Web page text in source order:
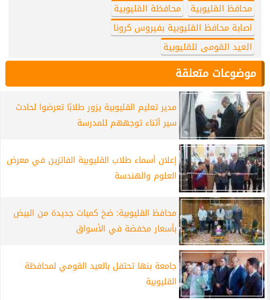
محافظ القليوبية
محافظة القليوبية
اصابة محافظ القليوبية بفيروس كرونا
العيد القومى للقليوبية
موضوعات متعلقة
مدير تعليم القليوبية يزور طلابًا تعرضوا لحادث
سير أثناء توجههم للمدرسة
إعلان أسماء طلاب القليوبية الفائزين في معرض
العلوم والهندسة
محافظ القليوبية: ضخ كميات جديدة من البيض
بأسعار مخفضة في الأسواق
جامعة بنها تحتفل بالعيد القومي لمحافظة
القليوبية